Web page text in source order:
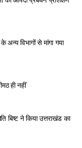
विभागों से मांगा गया
ही नहीं
बिष्ट ने किया उत्तराखंड का